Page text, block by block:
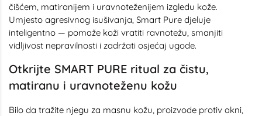
čišćem, matiranijem i uravnoteženijem izgledu kože.
Umjesto agresivnog isušivanja, Smart Pure djeluje
inteligentno — pomaže koži vratiti ravnotežu, smanjiti
vidljivost nepravilnosti i zadržati osjećaj ugode.
Otkrijte SMART PURE ritual za čistu,
matiranu i uravnoteženu kožu
Bilo da tražite njegu za masnu kožu, proizvode protiv akni,